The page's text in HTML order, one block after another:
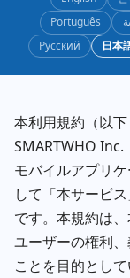
Português
Русский
日本
本利用規約（以下
SMARTWHO Inc.
モバイルアプリ
して「本サービ
です。本規約は
ユーザーの権利
ことを目的として